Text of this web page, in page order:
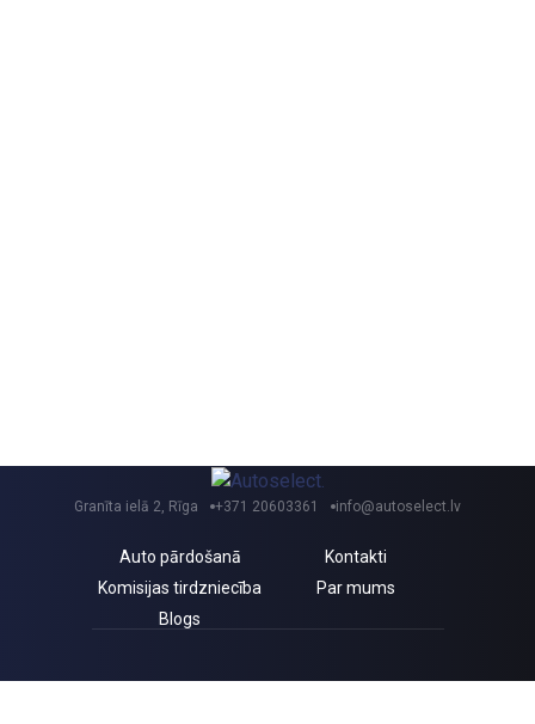
Granīta ielā 2, Rīga +371 20603361 info@autoselect.lv
Auto pārdošanā
Kontakti
Komisijas tirdzniecība
Par mums
Blogs